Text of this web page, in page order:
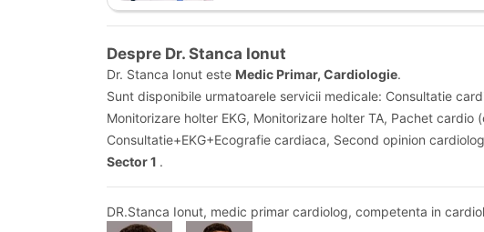
Despre Dr. Stanca Ionut
Dr. Stanca Ionut este Medic Primar, Cardiologie.
Sunt disponibile urmatoarele servicii medicale: Consultatie
Monitorizare holter EKG, Monitorizare holter TA, Pachet
Consultatie+EKG+Ecografie cardiaca, Second opinion
Sector 1 .
DR.Stanca Ionut, medic primar cardiolog, competenta in